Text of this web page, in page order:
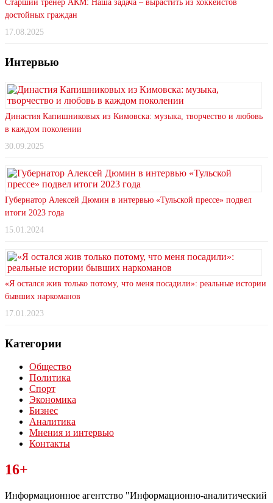
Старший тренер АКМ: Наша задача – вырастить из хоккеистов
достойных граждан
17.08.2025
Интервью
Династия Капишниковых из Кимовска: музыка, творчество и любовь
в каждом поколении
30.09.2025
Губернатор Алексей Дюмин в интервью «Тульской прессе» подвел
итоги 2023 года
15.01.2024
«Я остался жив только потому, что меня посадили»: реальные истории
бывших наркоманов
17.01.2023
Категории
Общество
Политика
Спорт
Экономика
Бизнес
Аналитика
Мнения и интервью
Контакты
Читайте последние новости дня в Тульской области на сайте
“ЗаНовомосковск”
16+
Информационное агентство "Информационно-аналитический